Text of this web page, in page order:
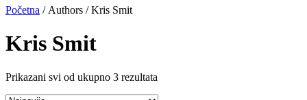
Početna / Authors / Kris Smit
Kris Smit
Prikazani svi od ukupno 3 rezultata